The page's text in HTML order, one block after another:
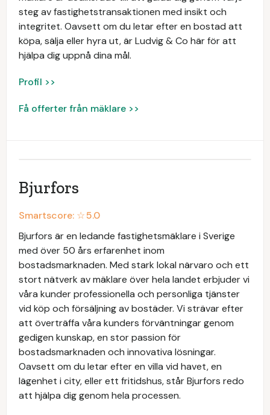
steg av fastighetstransaktionen med insikt och
integritet. Oavsett om du letar efter en bostad att
köpa, sälja eller hyra ut, är Ludvig & Co här för att
hjälpa dig uppnå dina mål.
Profil >>
Få offerter från mäklare >>
Bjurfors
Smartscore: ☆5.0
Bjurfors är en ledande fastighetsmäklare i Sverige
med över 50 års erfarenhet inom
bostadsmarknaden. Med stark lokal närvaro och ett
stort nätverk av mäklare över hela landet erbjuder vi
våra kunder professionella och personliga tjänster
vid köp och försäljning av bostäder. Vi strävar efter
att överträffa våra kunders förväntningar genom
gedigen kunskap, en stor passion för
bostadsmarknaden och innovativa lösningar.
Oavsett om du letar efter en villa vid havet, en
lägenhet i city, eller ett fritidshus, står Bjurfors redo
att hjälpa dig genom hela processen.